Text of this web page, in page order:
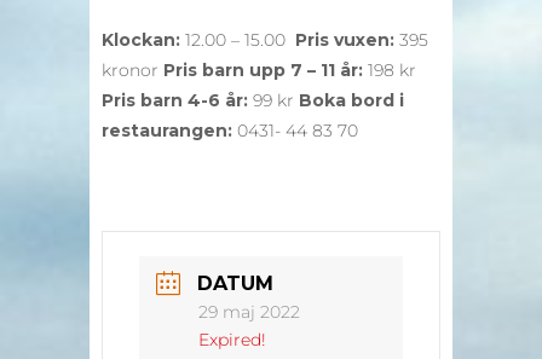
Klockan: 12.00 – 15.00 Pris vuxen: 395
kronor Pris barn upp 7 – 11 år: 198 kr
Pris barn 4-6 år: 99 kr Boka bord i
restaurangen: 0431- 44 83 70
DATUM
29 maj 2022
Expired!